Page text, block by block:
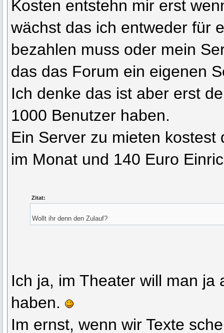
Kosten entstehn mir erst
wächst das ich entweder für
bezahlen muss oder mein
das das Forum ein eigenen
Ich denke das ist aber erst
1000 Benutzer haben.
Ein Server zu mieten kostest
im Monat und 140 Euro
Zitat:
Wollt ihr denn den Zulauf?
Ich ja, im Theater will man ja
haben.
Im ernst, wenn wir Texte